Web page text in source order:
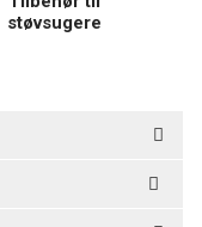
støvsugere